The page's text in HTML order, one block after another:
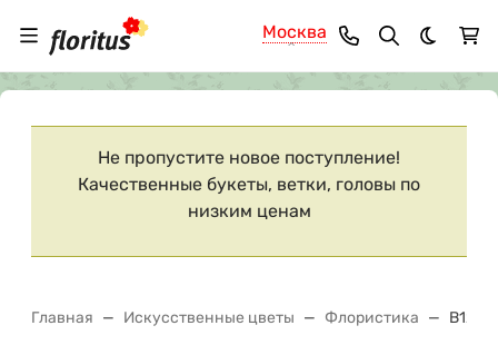
Москва
Ваш городМосква?
Темная
Не пропустите новое поступление!
Качественные букеты, ветки, головы по
низким ценам
Главная Искусственные цветы Флористика